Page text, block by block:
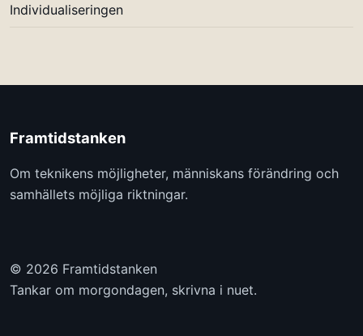
Individualiseringen
Framtidstanken
Om teknikens möjligheter, människans förändring och
samhällets möjliga riktningar.
© 2026 Framtidstanken
Tankar om morgondagen, skrivna i nuet.